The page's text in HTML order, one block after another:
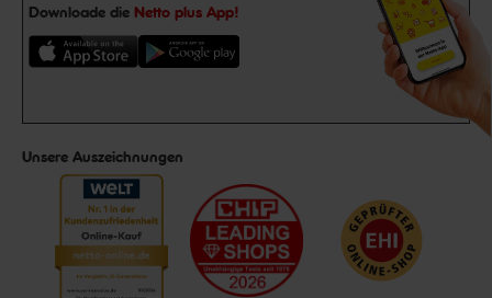
Downloade die Netto plus App!
Unsere Auszeichnungen